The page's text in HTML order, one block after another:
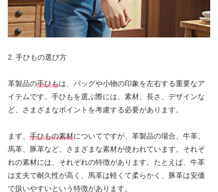
2. 手ひもの選び方
革製品の手ひもは、バッグや小物の印象を左右する重要なア
イテムです。手ひもを選ぶ際には、素材、長さ、デザインな
ど、さまざまなポイントを考慮する必要があります。
まず、 手ひもの素材についてですが、革製品の場合、牛革、
馬革、豚革など、さまざまな素材が使われています。それぞ
れの素材には、それぞれの特徴があります。たとえば、牛革
は丈夫で耐久性が高く、馬革は軽くて柔らかく、豚革は安価
で扱いやすいという特徴があります。